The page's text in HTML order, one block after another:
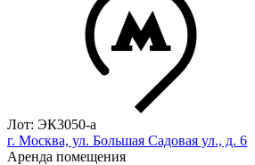
Лот: ЭК3050-a
г. Москва, ул. Большая Садовая ул., д. 6
Аренда помещения